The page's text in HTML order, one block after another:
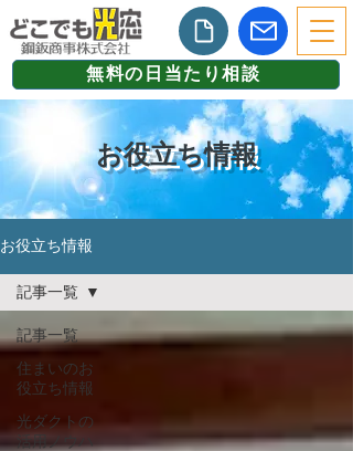
無料の日当たり相談
お役立ち情報
お役立ち情報
記事一覧
住まいのお
役立ち情報
光ダクトの
活用ノウハ
記事一覧